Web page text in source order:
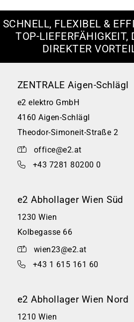
SCHNELL, FLEXIBEL &
TOP-LIEFERFÄHIGKEIT,
DIREKTER
ZENTRALE Aigen-Schlägl
e2 elektro GmbH
4160 Aigen-Schlägl
Theodor-Simoneit-Straße 2
office@e2.at
+43 7281 80200 0
e2 Abhollager Wien Süd
1230 Wien
Kolbegasse 66
wien23@e2.at
+43 1 615 161 60
e2 Abhollager Wien Nord
1210 Wien